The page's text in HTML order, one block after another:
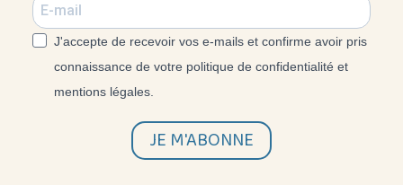
J'accepte de recevoir vos e-mails et confirme avoir pris
connaissance de votre politique de confidentialité et
mentions légales.
JE M'ABONNE